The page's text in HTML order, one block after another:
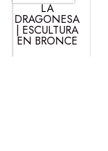
LA
DRAGONESA
| ESCULTURA
EN BRONCE